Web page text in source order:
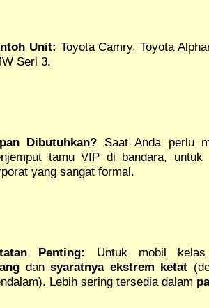
Unit: Toyota Camry, Toyota
Seri 3.
Dibutuhkan? Saat Anda perlu
tamu VIP di bandara,
yang sangat formal.
Penting:
Untuk mobil
dansyaratnya ekstrem ketat
Lebih sering tersedia dalam